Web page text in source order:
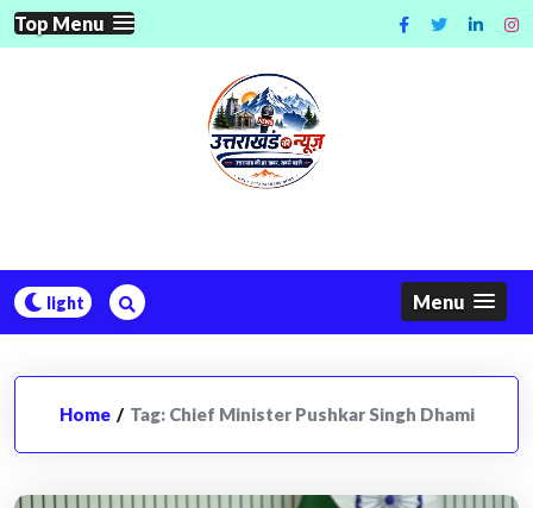
Skip
to
Top Menu
Menu
Home / Tag: Chief Minister Pushkar Singh Dhami